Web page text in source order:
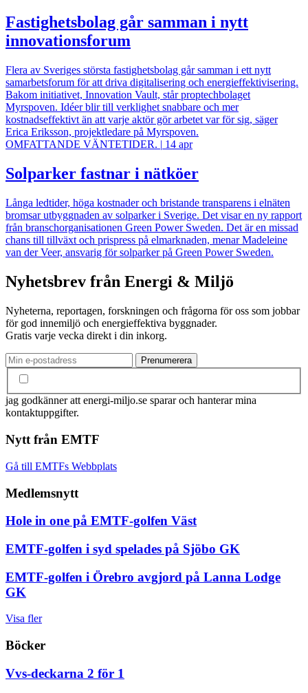
Fastighetsbolag går samman i nytt
innovationsforum
Flera av Sveriges största fastighetsbolag går samman i ett nytt
samarbetsforum för att driva digitalisering och energieffektivisering.
Bakom initiativet, Innovation Vault, står proptechbolaget
Myrspoven. Idéer blir till verklighet snabbare och mer
kostnadseffektivt än att varje aktör gör arbetet var för sig, säger
Erica Eriksson, projektledare på Myrspoven.
OMFATTANDE VÄNTETIDER. | 14 apr
Solparker fastnar i nätköer
Långa ledtider, höga kostnader och bristande transparens i elnäten
bromsar utbyggnaden av solparker i Sverige. Det visar en ny rapport
från branschorganisationen Green Power Sweden. Det är en missad
chans till tillväxt och prispress på elmarknaden, menar Madeleine
van der Veer, ansvarig för solparker på Green Power Sweden.
Nyhetsbrev från Energi & Miljö
Nyheterna, reportagen, forskningen och frågorna för oss som jobbar
för god innemiljö och energieffektiva byggnader.
Gratis varje vecka direkt i din inkorg.
jag godkänner att energi-miljo.se sparar och hanterar mina
kontaktuppgifter.
Nytt från EMTF
Gå till EMTFs Webbplats
Medlemsnytt
Hole in one på EMTF-golfen Väst
EMTF-golfen i syd spelades på Sjöbo GK
EMTF-golfen i Örebro avgjord på Lanna Lodge
GK
Visa fler
Böcker
Vvs-deckarna 2 för 1